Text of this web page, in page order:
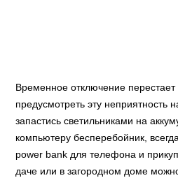
Временное отключение
предусмотреть эту неприятность
запастись светильниками на
компьютеру бесперебойник,
power bank для телефона и
даче или в загородном доме